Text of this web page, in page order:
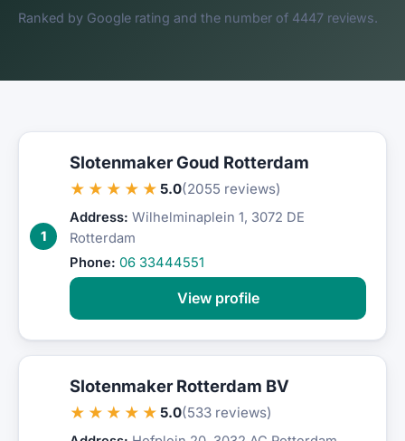
Ranked by Google rating and the number of 4447 reviews.
1
Slotenmaker Goud Rotterdam
★★★★★ 5.0(2055 reviews)
Address: Wilhelminaplein 1, 3072 DE
Rotterdam
Phone: 06 33444551
View profile
Slotenmaker Rotterdam BV
★★★★★ 5.0(533 reviews)